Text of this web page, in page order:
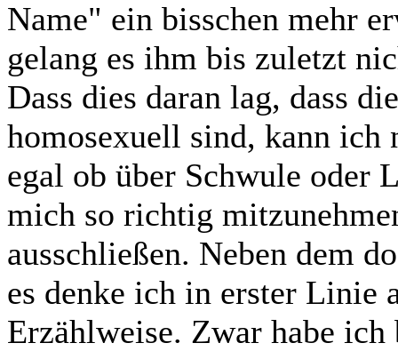
Name" ein bisschen mehr
gelang es ihm bis zuletzt
Dass dies daran lag, dass
homosexuell sind, kann ich
egal ob über Schwule oder
mich so richtig
ausschließen. Neben dem
es denke ich in erster Linie
Erzählweise. Zwar habe